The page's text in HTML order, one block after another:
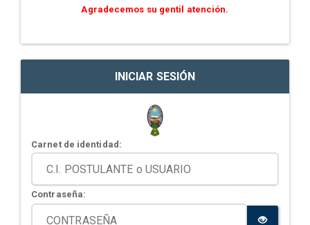
Agradecemos su gentil atención.
INICIAR SESIÓN
Carnet de identidad:
Contraseña: